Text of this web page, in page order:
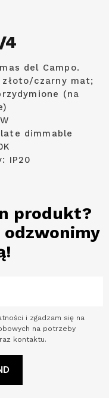
4
del Campo.
czarny mat;
(na
dimmable
IP20
produkt?
i zgadzam się na
na potrzeby
kontaktu.